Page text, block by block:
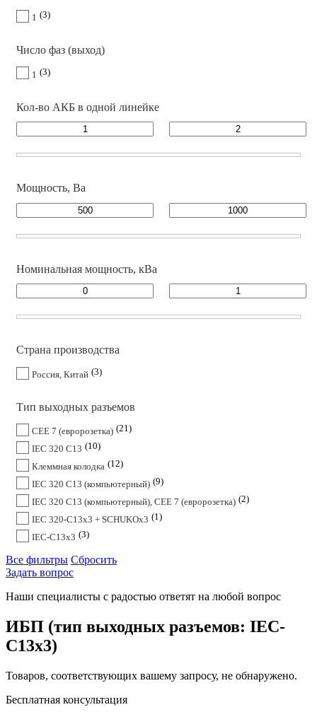
1 3
Число фаз (выход)
1 3
Кол-во АКБ в одной линейке
Мощность, Ва
Номинальная мощность, кВа
Страна производства
Россия, Китай 3
Тип выходных разъемов
CEE 7 (евророзетка) 21
IEC 320 C13
10
Клеммная колодка 12
IEC 320 C13 (компьютерный) 9
IEC 320 C13 (компьютерный), CEE 7 (евророзетка) 2
IEC 320-C13x3 + SCHUKOx3
1
IEC-C13x3 3
Все фильтры Сбросить
Задать вопрос
Наши специалисты с радостью ответят на любой вопрос
ИБП (тип выходных разъемов: IEC-
C13x3)
Товаров, соответствующих вашему запросу, не обнаружено.
Бесплатная консультация